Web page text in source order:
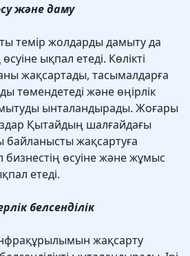
және даму
темiр жолдарды дамыту да
ықпал етедi. Көлікті
жақсартады, тасымалдарға
төмендетеді және өңірлік
ынталандырады. Жоғары
Қытайдың шалғайдағы
байланысты жақсартуға
бизнестің өсуіне және жұмыс
етеді.
белсенділік
жақсарту